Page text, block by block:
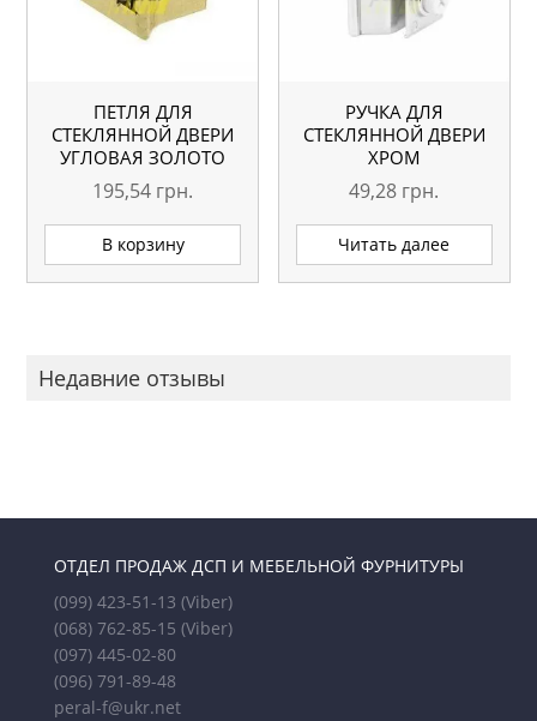
ПЕТЛЯ ДЛЯ
СТЕКЛЯННОЙ ДВЕРИ
УГЛОВАЯ ЗОЛОТО
195,54 грн.
В корзину
РУЧКА ДЛЯ
СТЕКЛЯННОЙ ДВЕРИ
ХРОМ
49,28 грн.
Читать далее
Недавние отзывы
ОТДЕЛ ПРОДАЖ ДСП И МЕБЕЛЬНОЙ ФУРНИТУРЫ
(099) 423-51-13 (Viber)
(068) 762-85-15 (Viber)
(097) 445-02-80
(096) 791-89-48
peral-f@ukr.net